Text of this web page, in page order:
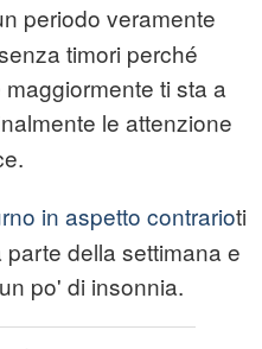
periodo veramente
timori perché
ti sta a
le attenzione
in aspetto contrarioti
della settimana e
po' di insonnia.